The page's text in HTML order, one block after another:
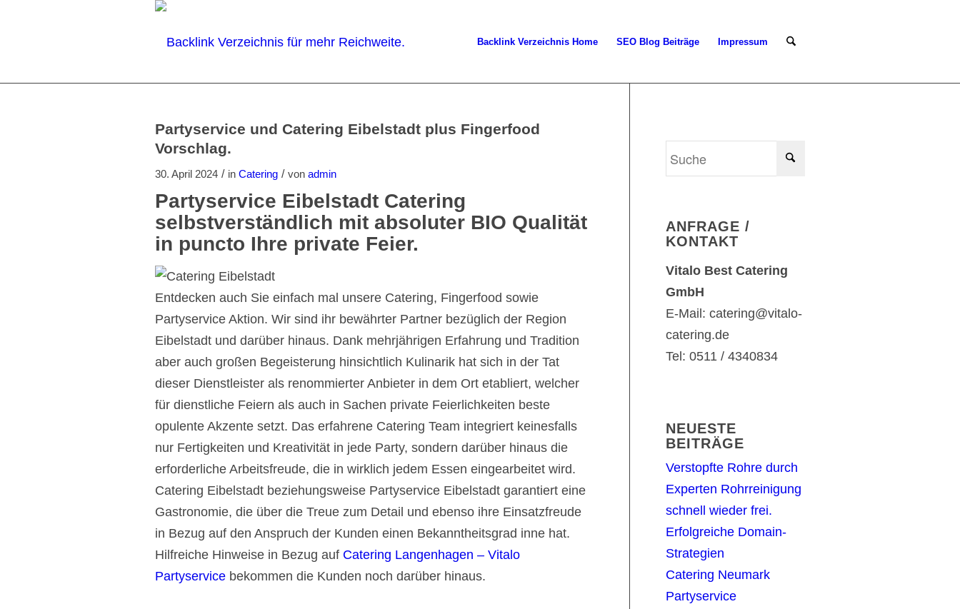
Backlink Verzeichnis Home SEO Blog Beiträge Impressum
Partyservice und Catering Eibelstadt plus Fingerfood
Vorschlag.
30. April 2024 / in Catering / von admin
Partyservice Eibelstadt Catering
selbstverständlich mit absoluter BIO Qualität
in puncto Ihre private Feier.
Entdecken auch Sie einfach mal unsere Catering, Fingerfood sowie
Partyservice Aktion. Wir sind ihr bewährter Partner bezüglich der Region
Eibelstadt und darüber hinaus. Dank mehrjährigen Erfahrung und Tradition
aber auch großen Begeisterung hinsichtlich Kulinarik hat sich in der Tat
dieser Dienstleister als renommierter Anbieter in dem Ort etabliert, welcher
für dienstliche Feiern als auch in Sachen private Feierlichkeiten beste
opulente Akzente setzt. Das erfahrene Catering Team integriert keinesfalls
nur Fertigkeiten und Kreativität in jede Party, sondern darüber hinaus die
erforderliche Arbeitsfreude, die in wirklich jedem Essen eingearbeitet wird.
Catering Eibelstadt beziehungsweise Partyservice Eibelstadt garantiert eine
Gastronomie, die über die Treue zum Detail und ebenso ihre Einsatzfreude
in Bezug auf den Anspruch der Kunden einen Bekanntheitsgrad inne hat.
Hilfreiche Hinweise in Bezug auf Catering Langenhagen – Vitalo
Partyservice bekommen die Kunden noch darüber hinaus.
ANFRAGE /
KONTAKT
Vitalo Best Catering
GmbH
E-Mail: catering@vitalo-
catering.de
Tel: 0511 / 4340834
NEUESTE
BEITRÄGE
Verstopfte Rohre durch
Experten Rohrreinigung
schnell wieder frei.
Erfolgreiche Domain-
Strategien
Catering Neumark
Partyservice